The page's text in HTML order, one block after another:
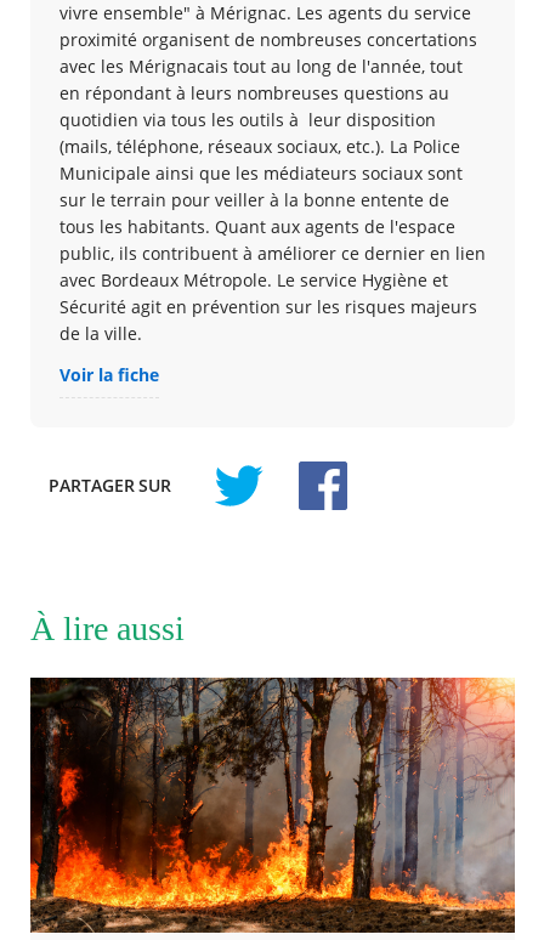
vivre ensemble" à Mérignac. Les agents du service
proximité organisent de nombreuses concertations
avec les Mérignacais tout au long de l'année, tout
en répondant à leurs nombreuses questions au
quotidien via tous les outils à leur disposition
(mails, téléphone, réseaux sociaux, etc.). La Police
Municipale ainsi que les médiateurs sociaux sont
sur le terrain pour veiller à la bonne entente de
tous les habitants. Quant aux agents de l'espace
public, ils contribuent à améliorer ce dernier en lien
avec Bordeaux Métropole. Le service Hygiène et
Sécurité agit en prévention sur les risques majeurs
de la ville.
Voir la fiche
PARTAGERSUR
À lire aussi